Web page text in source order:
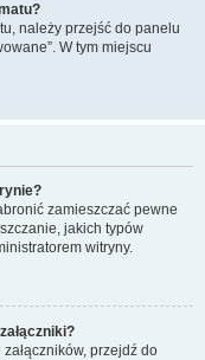
należy przejść do panelu
W tym miejscu
zamieszczać pewne
jakich typów
witryny.
przejdź do